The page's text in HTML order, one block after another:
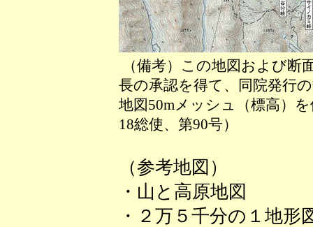
（備考）この地図および断
長の承認を得て、同院発行
地図50mメッシュ（標高）
18総使、第90号）
（参考地図）
・山と高原地
・２万５千分の１地